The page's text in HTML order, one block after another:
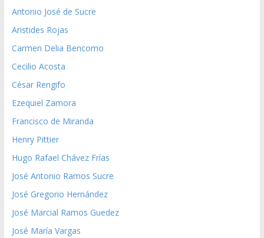
Antonio José de Sucre
Aristides Rojas
Carmen Delia Bencomo
Cecilio Acosta
César Rengifo
Ezequiel Zamora
Francisco de Miranda
Henry Pittier
Hugo Rafael Chávez Frías
José Antonio Ramos Sucre
José Gregorio Hernández
José Marcial Ramos Guedez
José María Vargas